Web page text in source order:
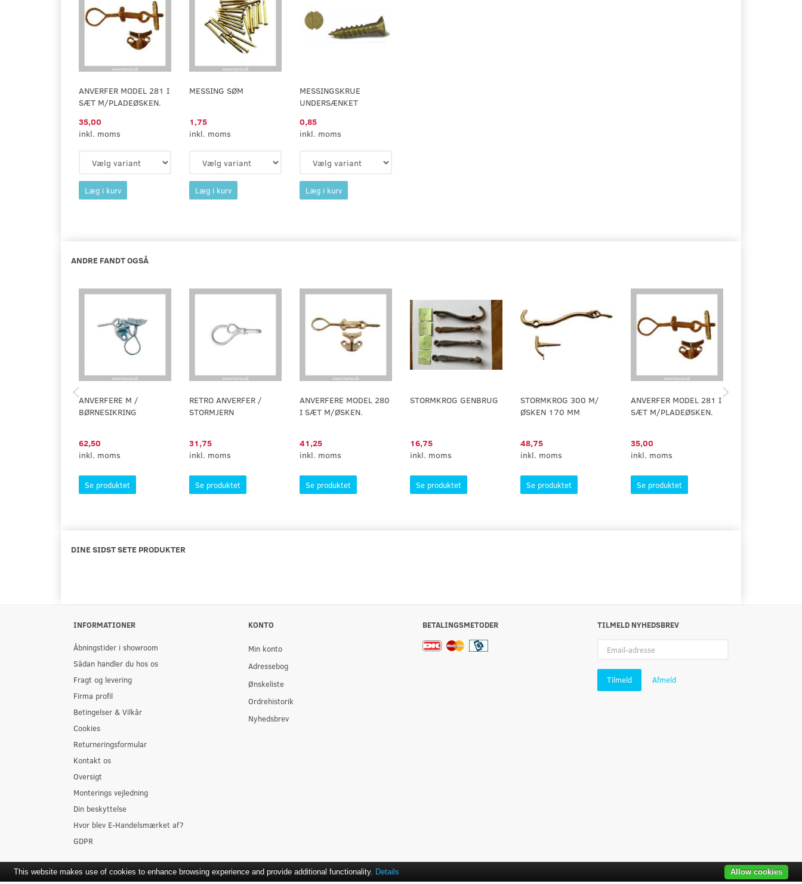
ANVERFER MODEL 281 I
SÆT M/PLADEØSKEN.
35,00
inkl. moms
Læg i kurv
MESSING SØM
1,75
inkl. moms
Læg i kurv
MESSINGSKRUE
UNDERSÆNKET
0,85
inkl. moms
Læg i kurv
ANDRE FANDT OGSÅ
ANVERFERE M /
BØRNESIKRING
62,50
inkl. moms
Se produktet
RETRO ANVERFER /
STORMJERN
31,75
inkl. moms
Se produktet
ANVERFERE MODEL 280
I SÆT M/ØSKEN.
41,25
inkl. moms
Se produktet
STORMKROG GENBRUG
16,75
inkl. moms
Se produktet
STORMKROG 300 M/
ØSKEN 170 MM
48,75
inkl. moms
Se produktet
ANVERFER MODEL 281 I
SÆT M/PLADEØSKEN.
35,00
inkl. moms
Se produktet
DINE SIDST SETE PRODUKTER
INFORMATIONER
Åbningstider i showroom
Sådan handler du hos os
Fragt og levering
Firma profil
Betingelser & Vilkår
Cookies
Returneringsformular
Kontakt os
Oversigt
Monterings vejledning
Din beskyttelse
Hvor blev E-Handelsmærket af?
GDPR
KONTO
Min konto
Adressebog
Ønskeliste
Ordrehistorik
Nyhedsbrev
BETALINGSMETODER
TILMELD NYHEDSBREV
adresse
Tilmeld Afmeld
This website makes use of cookies to enhance browsing experience and provide additional functionality. Details Allow cookies